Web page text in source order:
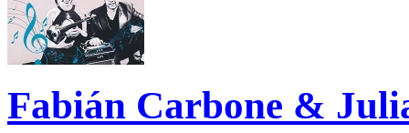
Fabián Carbone &